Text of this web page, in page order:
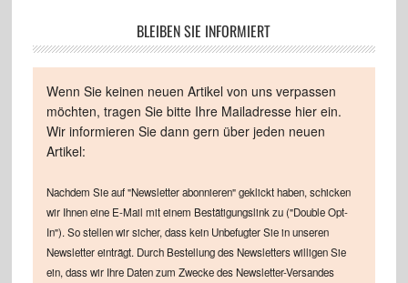
BLEIBEN SIE INFORMIERT
Wenn Sie keinen neuen Artikel von uns verpassen
möchten, tragen Sie bitte Ihre Mailadresse hier ein.
Wir informieren Sie dann gern über jeden neuen
Artikel:
Nachdem Sie auf "Newsletter abonnieren" geklickt haben, schicken
wir Ihnen eine E-Mail mit einem Bestätigungslink zu ("Double Opt-
In"). So stellen wir sicher, dass kein Unbefugter Sie in unseren
Newsletter einträgt. Durch Bestellung des Newsletters willigen Sie
ein, dass wir Ihre Daten zum Zwecke des Newsletter-Versandes